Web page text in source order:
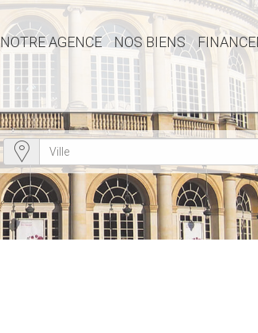
NOTRE AGENCE NOS BIENS